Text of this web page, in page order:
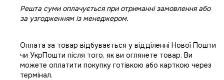
Решта суми оплачується при отриманні замовлення або
за узгодженням із менеджером.
Оплата за товар відбувається у відділенні Нової Пошти
чи УкрПошти після того, як ви оглянете товар. Ви
можете оплатити покупку готівкою або карткою через
термінал.